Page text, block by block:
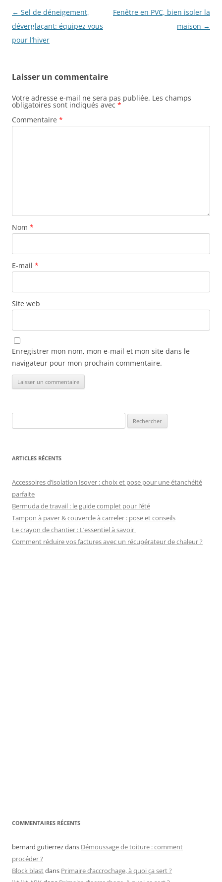
Navigation
des
articles
← Sel de déneigement,
déverglaçant: équipez vous
pour l’hiver
Fenêtre en PVC, bien isoler la
maison →
Laisser un commentaire
Votre adresse e-mail ne sera pas publiée. Les champs
obligatoires sont indiqués avec *
Commentaire *
Nom *
E-mail *
Site web
Enregistrer mon nom, mon e-mail et mon site dans le
navigateur pour mon prochain commentaire.
ARTICLES RÉCENTS
Accessoires d’isolation Isover : choix et pose pour une étanchéité
parfaite
Bermuda de travail : le guide complet pour l’été
Tampon à paver & couvercle à carreler : pose et conseils
Le crayon de chantier : L’essentiel à savoir
Comment réduire vos factures avec un récupérateur de chaleur ?
COMMENTAIRES RÉCENTS
bernard gutierrezdans Démoussage de toiture : comment
procéder ?
Block blastdans Primaire d’accrochage, à quoi ça sert ?